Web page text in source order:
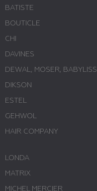
BATISTE
BOUTICLE
CHI
DAVINES
DEWAL, MOSER, BABYLISS
DIKSON
ESTEL
GEHWOL
HAIR COMPANY
LONDA
MATRIX
MICHEL MERCIER